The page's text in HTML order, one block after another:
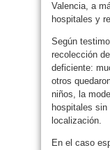
Valencia, a
hospitales y
Según
recolección
deficiente:
otros
niños, la
hospitales
localización.
En el caso